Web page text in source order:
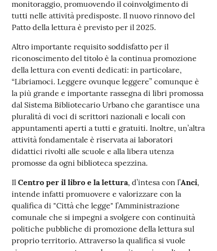
monitoraggio, promuovendo il coinvolgimento di
tutti nelle attività predisposte. Il nuovo rinnovo del
Patto della lettura è previsto per il 2025.
Altro importante requisito soddisfatto per il
riconoscimento del titolo è la continua promozione
della lettura con eventi dedicati: in particolare,
“Libriamoci. Leggere ovunque leggere” comunque è
la più grande e importante rassegna di libri promossa
dal Sistema Bibliotecario Urbano che garantisce una
pluralità di voci di scrittori nazionali e locali con
appuntamenti aperti a tutti e gratuiti. Inoltre, un’altra
attività fondamentale è riservata ai laboratori
didattici rivolti alle scuole e alla libera utenza
promosse da ogni biblioteca spezzina.
Il Centro per il libro e la lettura, d’intesa con l’Anci,
intende infatti promuovere e valorizzare con la
qualifica di "Città che legge" l’Amministrazione
comunale che si impegni a svolgere con continuità
politiche pubbliche di promozione della lettura sul
proprio territorio. Attraverso la qualifica si vuole